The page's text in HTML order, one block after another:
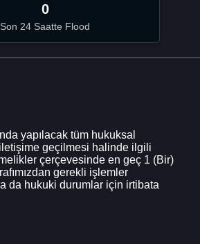
0
Son 24 Saatte Flood
yapılacak tüm hukuksal
geçilmesi halinde ilgili
çerçevesinde en geç 1 (Bir)
gerekli işlemler
da hukuki durumlar için irtibata